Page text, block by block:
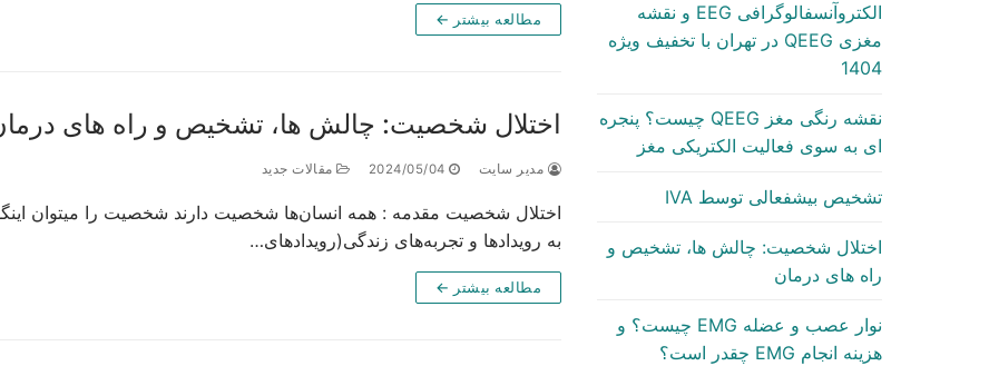
مطالعه بیشتر ←
اختلال شخصیت: چالش ها، تشخیص و راه های
مدیر سایت 2024/05/04 مقالات جدید
اختلال شخصیت مقدمه : همه انسان‌ها شخصیت دارند شخصیت را میتوان
به رویدادها و تجربه‌های زندگی(رویدادهای…
مطالعه بیشتر ←
الکتروآنسفالوگرافی EEG و نقشه
مغزی QEEG در تهران با تخفیف ویژه
1404
نقشه رنگی مغز QEEG چیست؟ پنجره
ای به سوی فعالیت الکتریکی مغز
تشخیص بیشفعالی توسط IVA
اختلال شخصیت: چالش ها، تشخیص و
راه های درمان
نوار عصب و عضله EMG چیست؟ و
هزینه انجام EMG چقدر است؟